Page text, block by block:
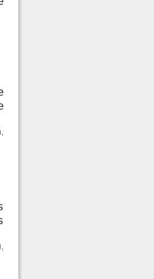
,
,